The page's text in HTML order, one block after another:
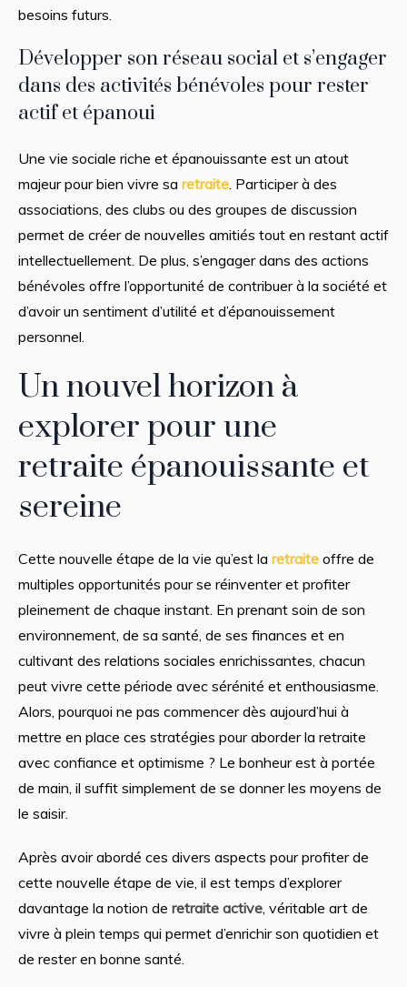
besoins futurs.
Développer son réseau social et s’engager
dans des activités bénévoles pour rester
actif et épanoui
Une vie sociale riche et épanouissante est un atout
majeur pour bien vivre sa retraite. Participer à des
associations, des clubs ou des groupes de discussion
permet de créer de nouvelles amitiés tout en restant actif
intellectuellement. De plus, s’engager dans des actions
bénévoles offre l’opportunité de contribuer à la société et
d’avoir un sentiment d’utilité et d’épanouissement
personnel.
Un nouvel horizon à
explorer pour une
retraite épanouissante et
sereine
Cette nouvelle étape de la vie qu’est la retraite offre de
multiples opportunités pour se réinventer et profiter
pleinement de chaque instant. En prenant soin de son
environnement, de sa santé, de ses finances et en
cultivant des relations sociales enrichissantes, chacun
peut vivre cette période avec sérénité et enthousiasme.
Alors, pourquoi ne pas commencer dès aujourd’hui à
mettre en place ces stratégies pour aborder la retraite
avec confiance et optimisme ? Le bonheur est à portée
de main, il suffit simplement de se donner les moyens de
le saisir.
Après avoir abordé ces divers aspects pour profiter de
cette nouvelle étape de vie, il est temps d’explorer
davantage la notion de retraite active, véritable art de
vivre à plein temps qui permet d’enrichir son quotidien et
de rester en bonne santé.